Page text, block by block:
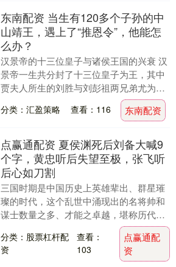
东南配资 当生有120多个子孙的中
山靖王，遇上了“推恩令”，他能怎
么办？
汉景帝的十三位皇子与诸侯王国的兴衰 汉
景帝一生共分封了十三位皇子为王，其中
贾夫人所生的刘胜与刘彭祖两兄弟尤为引
人注目。公元前155年，刘彭祖初封为广
川王，后因赵....
分类：汇盈策略 查看：116 东南配资
点赢通配资 夏侯渊死后刘备大喊9
个字，黄忠听后失望至极，张飞听
后心如刀割
三国时期是中国历史上英雄辈出、群星璀
璨的时代，这个乱世中涌现出的名将帅和
谋士数量之多、才能之卓越，堪称历代之
最。无论是威震华夏的关羽、张飞，还是
运筹帷幄的诸葛亮....
分类：股票杠杆配
资
查看：
103
点赢通配
资